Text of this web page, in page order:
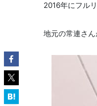
2016年にフル
地元の常連さん